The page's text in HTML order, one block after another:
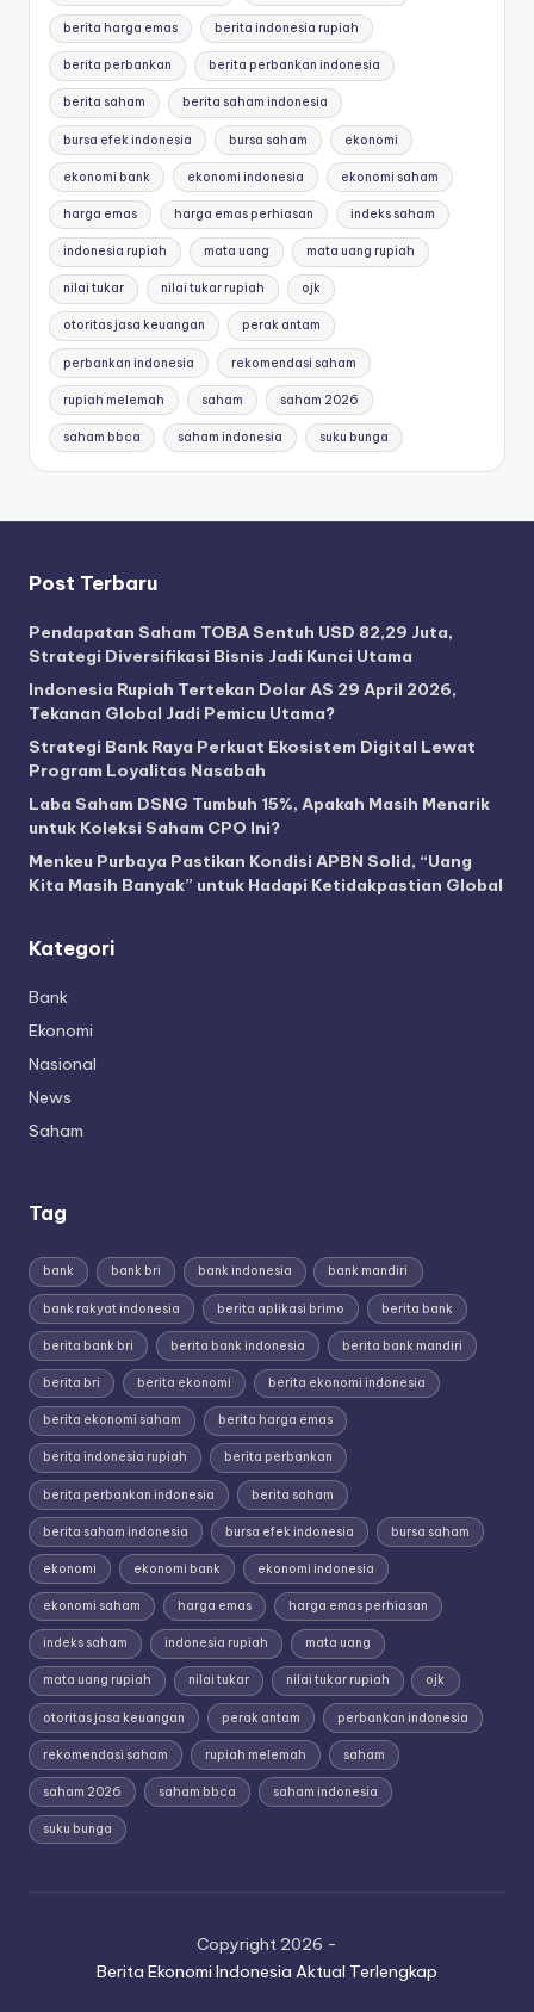
berita harga emas berita indonesia rupiah
berita perbankan berita perbankan indonesia
berita saham berita saham indonesia
bursa efek indonesia bursa saham ekonomi
ekonomi bank ekonomi indonesia ekonomi saham
harga emas harga emas perhiasan indeks saham
indonesia rupiah mata uang mata uang rupiah
nilai tukar nilai tukar rupiah ojk
otoritas jasa keuangan perak antam
perbankan indonesia rekomendasi saham
rupiah melemah saham saham 2026
saham bbca saham indonesia suku bunga
Post Terbaru
Pendapatan Saham TOBA Sentuh USD 82,29 Juta,
Strategi Diversifikasi Bisnis Jadi Kunci Utama
Indonesia Rupiah Tertekan Dolar AS 29 April 2026,
Tekanan Global Jadi Pemicu Utama?
Strategi Bank Raya Perkuat Ekosistem Digital Lewat
Program Loyalitas Nasabah
Laba Saham DSNG Tumbuh 15%, Apakah Masih Menarik
untuk Koleksi Saham CPO Ini?
Menkeu Purbaya Pastikan Kondisi APBN Solid, “Uang
Kita Masih Banyak” untuk Hadapi Ketidakpastian Global
Kategori
Bank
Ekonomi
Nasional
News
Saham
Tag
bank bank bri bank indonesia bank mandiri
bank rakyat indonesia berita aplikasi brimo berita bank
berita bank bri berita bank indonesia berita bank mandiri
berita bri berita ekonomi berita ekonomi indonesia
berita ekonomi saham berita harga emas
berita indonesia rupiah berita perbankan
berita perbankan indonesia berita saham
berita saham indonesia bursa efek indonesia bursa saham
ekonomi ekonomi bank ekonomi indonesia
ekonomi saham harga emas harga emas perhiasan
indeks saham indonesia rupiah mata uang
mata uang rupiah nilai tukar nilai tukar rupiah ojk
otoritas jasa keuangan perak antam perbankan indonesia
rekomendasi saham rupiah melemah saham
saham 2026 saham bbca saham indonesia
suku bunga
Copyright 2026 -
Berita Ekonomi Indonesia Aktual Terlengkap